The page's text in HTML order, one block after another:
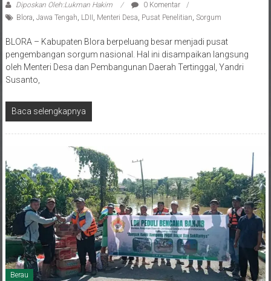
Diposkan Oleh:Lukman Hakim
0 Komentar
Blora, Jawa Tengah, LDII , Menteri Desa, Pusat Penelitian, Sorgum
BLORA – Kabupaten Blora berpeluang besar menjadi pusat
pengembangan sorgum nasional. Hal ini disampaikan langsung
oleh Menteri Desa dan Pembangunan Daerah Tertinggal, Yandri
Susanto,
Baca selengkapnya
Berau